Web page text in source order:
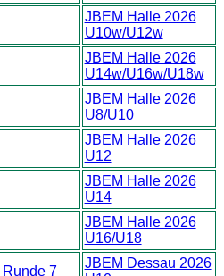
JBEM Halle 2026
U10w/U12w
JBEM Halle 2026
U14w/U16w/U18w
JBEM Halle 2026
U8/U10
JBEM Halle 2026
U12
JBEM Halle 2026
U14
JBEM Halle 2026
U16/U18
Runde 7
JBEM Dessau 2026